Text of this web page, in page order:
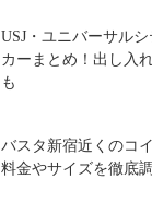
USJ・ユニバーサル
カーまとめ！出し入
も
バスタ新宿近くのコ
料金やサイズを徹底